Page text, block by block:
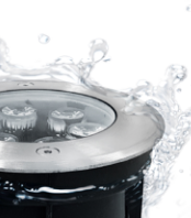
Track Light